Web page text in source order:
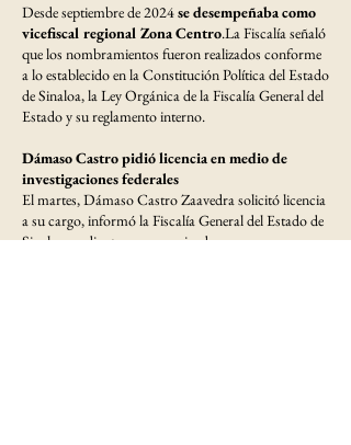
Desde septiembre de 2024se desempeñaba como
vicefiscal regional Zona Centro.La Fiscalía señaló
que los nombramientos fueron realizados conforme
a lo establecido en la Constitución Política del Estado
de Sinaloa, la Ley Orgánica de la Fiscalía General del
Estado y su reglamento interno.
Dámaso Castro pidió licencia en medio de
investigaciones federales
El martes, Dámaso Castro Zaavedra solicitó licencia
a su cargo, informó la Fiscalía General del Estado de
Sinaloa mediante un comunicado.